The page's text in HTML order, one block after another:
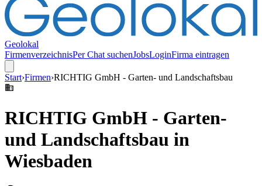
Geolokal
FirmenverzeichnisPer Chat suchenJobsLoginFirma eintragen
Start›Firmen›RICHTIG GmbH - Garten- und Landschaftsbau
RICHTIG GmbH - Garten-
und Landschaftsbau in
Wiesbaden